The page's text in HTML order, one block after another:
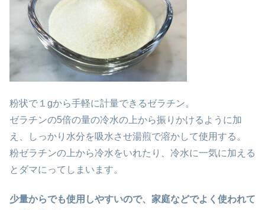
粉状で１gから手軽に計量できるゼラチン。
ゼラチンの5倍の量の冷水の上から振りかけるように加
え、しっかり水分を吸水させ湯煎で溶かして使用する。
粉ゼラチンの上から冷水をいれたり、冷水に一気に加える
とダマにってしまいます。
少量からでも使用しやすいので、家庭などでよく使われて